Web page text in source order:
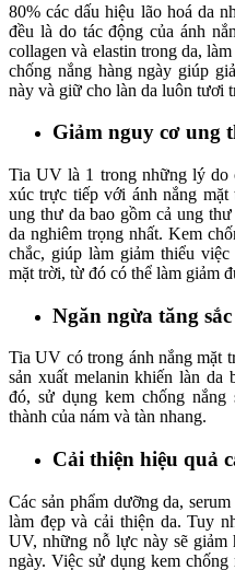
80% các dấu hiệu lão hoá da
đều là do tác động của ánh
collagen và elastin trong da,
chống nắng hàng ngày giúp
này và giữ cho làn da luôn tươi
Giảm nguy cơ ung
Tia UV là 1 trong những lý do
xúc trực tiếp với ánh nắng mặt
ung thư da bao gồm cả ung
da nghiêm trọng nhất. Kem
chắc, giúp làm giảm thiểu
mặt trời, từ đó có thể làm giảm
Ngăn ngừa tăng
Tia UV có trong ánh nắng mặt
sản xuất melanin khiến làn da
đó, sử dụng kem chống
thành của nám và tàn nhang.
Cải thiện hiệu quả
Các sản phẩm dưỡng da,
làm đẹp và cải thiện da. Tuy
UV, những nỗ lực này sẽ
ngày. Việc sử dụng kem